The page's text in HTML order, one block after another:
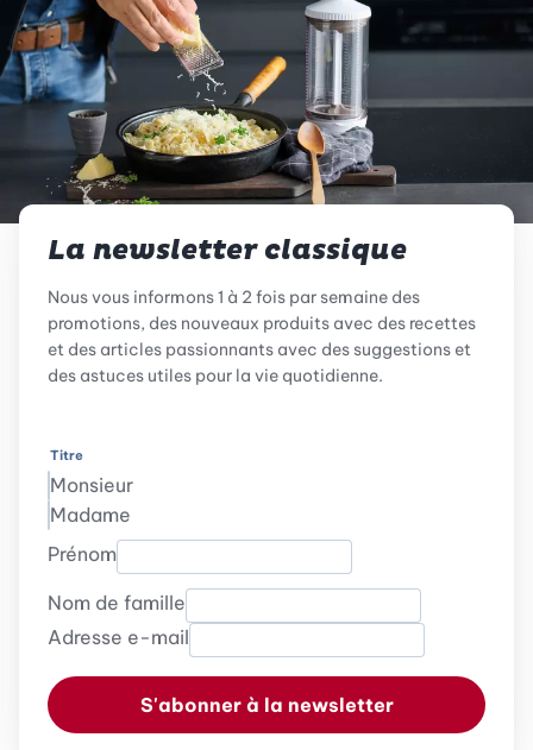
La newsletter classique
Nous vous informons 1 à 2 fois par semaine des
promotions, des nouveaux produits avec des recettes
et des articles passionnants avec des suggestions et
des astuces utiles pour la vie quotidienne.
Titre
Monsieur
Madame
Prénom
Nom de famille
Adresse e-mail
S'abonner à la newsletter